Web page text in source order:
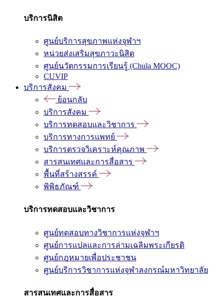
บริการนิสิต
ศูนย์บริการสุขภาพแห่งจุฬาฯ
หน่วยส่งเสริมสุขภาวะนิสิต
ศูนย์นวัตกรรมการเรียนรู้ (Chula MOOC)
CUVIP
บริการสังคม
ย้อนกลับ
บริการสังคม
บริการทดสอบและวิชาการ
บริการทางการแพทย์
บริการตรวจวิเคราะห์คุณภาพ
สารสนเทศและการสื่อสาร
พื้นที่สร้างสรรค์
พิพิธภัณฑ์
บริการทดสอบและวิชาการ
ศูนย์ทดสอบทางวิชาการแห่งจุฬาฯ
ศูนย์การแปลและการล่ามเฉลิมพระเกียรติ
ศูนย์กฎหมายเพื่อประชาชน
ศูนย์บริการวิชาการแห่งจุฬาลงกรณ์มหาวิทยาลัย
สารสนเทศและการสื่อสาร